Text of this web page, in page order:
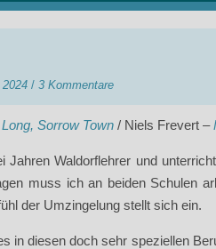
/ 3 Kommentare
Sorrow Town / Niels Frevert –
Jahren Waldorflehrer und
muss ich an beiden Schulen
der Umzingelung stellt sich ein.
in diesen doch sehr speziellen